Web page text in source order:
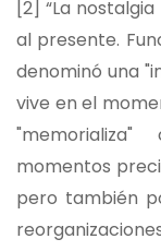
[2] “La
al presente.
denominó una
vive en el
momentos
pero también